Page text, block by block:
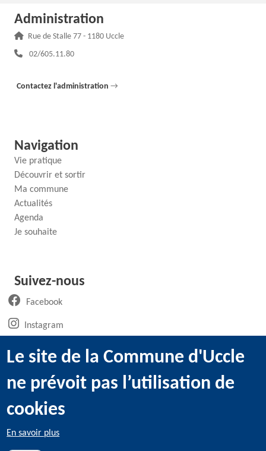
Administration
Adresse :
Rue de Stalle 77 - 1180 Uccle
Téléphone :
02/605.11.80
Contactez l'administration →
Navigation
Vie pratique
Découvrir et sortir
Ma commune
Actualités
Agenda
Je souhaite
Suivez-nous
Facebook(ouvre un nouvel onglet)
Instagram(ouvre un nouvel onglet)
LinkedIn
Youtube(ouvre un nouvel onglet)
Le site de la Commune d'Uccle
ne prévoit pas l’utilisation de
cookies
En savoir plus